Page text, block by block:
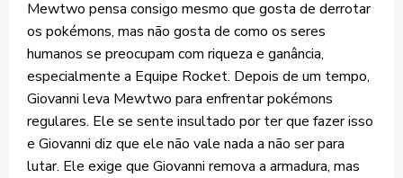
Mewtwo pensa consigo mesmo que gosta de derrotar
os pokémons, mas não gosta de como os seres
humanos se preocupam com riqueza e ganância,
especialmente a Equipe Rocket. Depois de um tempo,
Giovanni leva Mewtwo para enfrentar pokémons
regulares. Ele se sente insultado por ter que fazer isso
e Giovanni diz que ele não vale nada a não ser para
lutar. Ele exige que Giovanni remova a armadura, mas